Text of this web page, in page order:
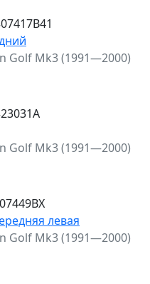
Golf Mk3 (1991—2000)
Golf Mk3 (1991—2000)
левая
Golf Mk3 (1991—2000)